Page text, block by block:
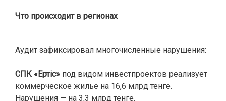
Что происходит в регионах
Аудит зафиксировал многочисленные нарушения:
СПК «Ертіс» под видом инвестпроектов реализует
коммерческое жильё на 16,6 млрд тенге.
Нарушения — на 3,3 млрд тенге.